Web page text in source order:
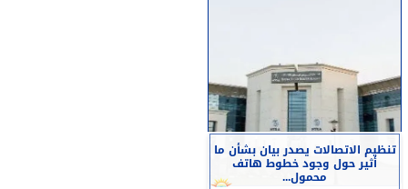
تنظيم الاتصالات يصدر بيان بشأن ما
أثير حول وجود خطوط هاتف
محمول...